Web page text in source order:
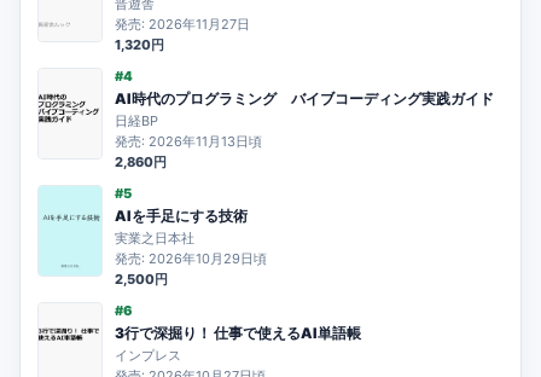
晋遊舎
発売: 2026年11月27日
1,320円
#4
AI時代のプログラミング バイブコーディング実践ガイド
日経BP
発売: 2026年11月13日頃
2,860円
#5
AIを手足にする技術
実業之日本社
発売: 2026年10月29日頃
2,500円
#6
3行で深掘り！ 仕事で使えるAI単語帳
インプレス